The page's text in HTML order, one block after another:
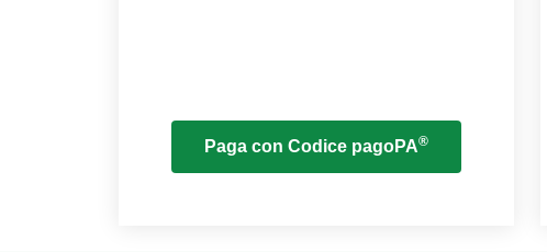
Paga con Codice pagoPA®